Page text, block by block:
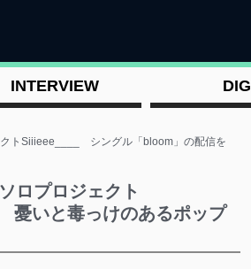
INTERVIEW DIG
クトSiiieee____ シングル「bloom」の配信を
ロプロジェクト
いと毒っけのあるポップ